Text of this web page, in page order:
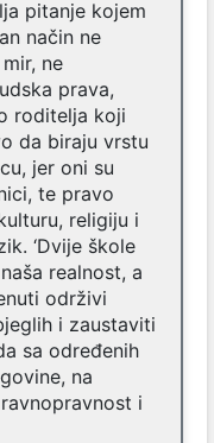
pitanje kojem
način ne
ne
prava,
roditelja koji
da biraju vrstu
jer oni su
te pravo
religiju i
‘Dvije škole
realnost, a
održivi
i zaustaviti
sa određenih
na
i